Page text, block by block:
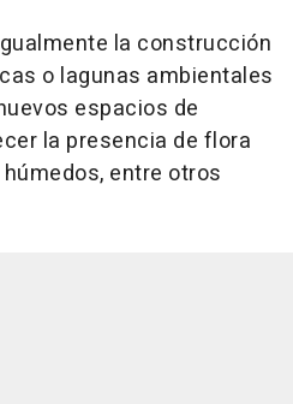
la construcción
o lagunas ambientales
espacios de
la presencia de flora
entre otros